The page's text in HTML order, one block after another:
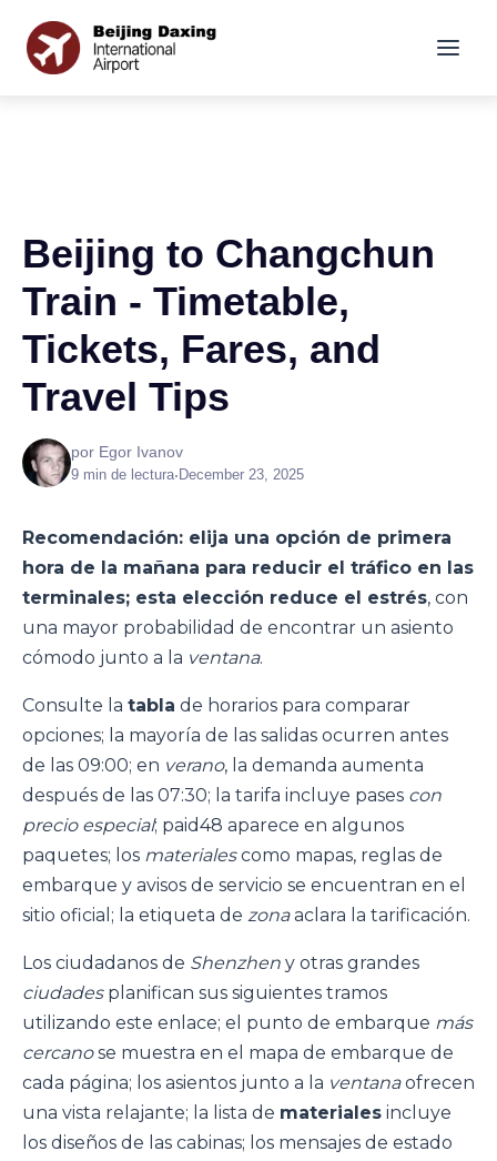
Beijing to Changchun
Train - Timetable,
Tickets, Fares, and
Travel Tips
por Egor Ivanov
9 min de lectura•December 23, 2025
Recomendación: elija una opción de primera
hora de la mañana para reducir el tráfico en las
terminales; esta elección reduce el estrés, con
una mayor probabilidad de encontrar un asiento
cómodo junto a la ventana.
Consulte la tabla de horarios para comparar
opciones; la mayoría de las salidas ocurren antes
de las 09:00; en verano, la demanda aumenta
después de las 07:30; la tarifa incluye pases con
precio especial; paid48 aparece en algunos
paquetes; los materialescomo mapas, reglas de
embarque y avisos de servicio se encuentran en el
sitio oficial; la etiqueta de zonaaclara la tarificación.
Los ciudadanos de Shenzhen y otras grandes
ciudadesplanifican sus siguientes tramos
utilizando este enlace; el punto de embarque más
cercanose muestra en el mapa de embarque de
cada página; los asientos junto a la ventanaofrecen
una vista relajante; la lista de materiales incluye
los diseños de las cabinas; los mensajes de estado